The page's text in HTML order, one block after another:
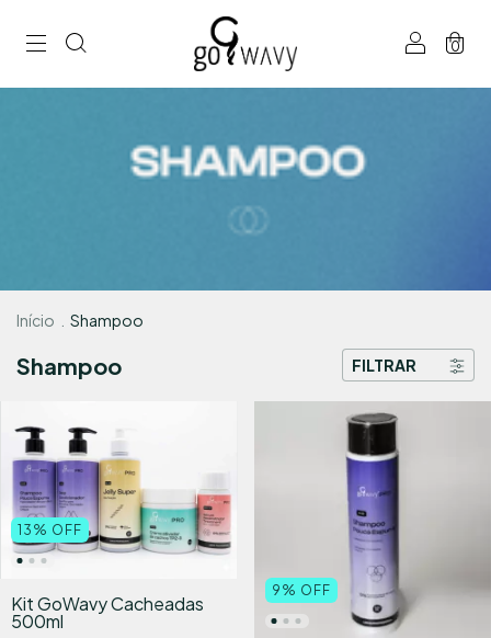
0
Início Shampoo
Shampoo FILTRAR
13 % OFF
Kit GoWavy Cacheadas
500ml
9 % OFF